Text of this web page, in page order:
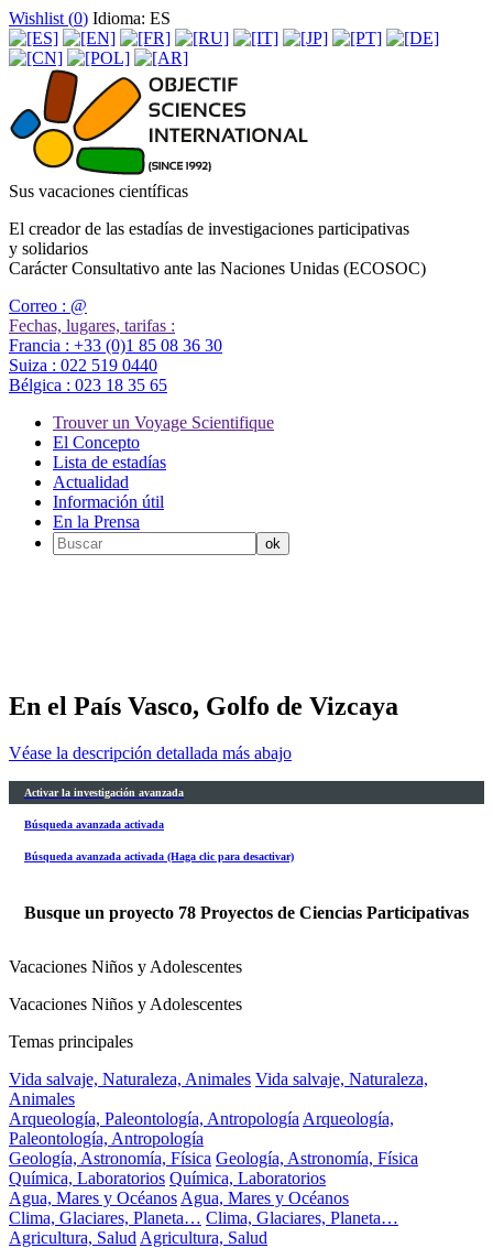
Wishlist (0) Idioma: ES
Sus vacaciones científicas
El creador de las estadías de investigaciones participativas
y solidarios
Carácter Consultativo ante las Naciones Unidas (ECOSOC)
Correo : @
Fechas, lugares, tarifas :
Francia : +33 (0)1 85 08 36 30
Suiza : 022 519 0440
Bélgica : 023 18 35 65
Trouver un Voyage Scientifique
El Concepto
Lista de estadías
Actualidad
Información útil
En la Prensa
En el País Vasco, Golfo de Vizcaya
Véase la descripción detallada más abajo
Activar la investigación avanzada
Búsqueda avanzada activada
Búsqueda avanzada activada (Haga clic para desactivar)
Busque un proyecto 78 Proyectos de Ciencias Participativas
Vacaciones Niños y Adolescentes
Vacaciones Niños y Adolescentes
Temas principales
Vida salvaje, Naturaleza, Animales Vida salvaje, Naturaleza,
Animales
Arqueología, Paleontología, Antropología Arqueología,
Paleontología, Antropología
Geología, Astronomía, Física Geología, Astronomía, Física
Química, Laboratorios Química, Laboratorios
Agua, Mares y Océanos Agua, Mares y Océanos
Clima, Glaciares, Planeta… Clima, Glaciares, Planeta…
Agricultura, Salud Agricultura, Salud